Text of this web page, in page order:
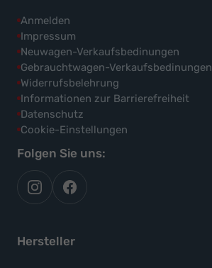
Anmelden
Impressum
Neuwagen-Verkaufsbedinungen
Gebrauchtwagen-Verkaufsbedinungen
Widerrufsbelehrung
Informationen zur Barrierefreiheit
Datenschutz
Cookie-Einstellungen
Folgen Sie uns:
autoflex
auf
autoflex24
auf
Hersteller